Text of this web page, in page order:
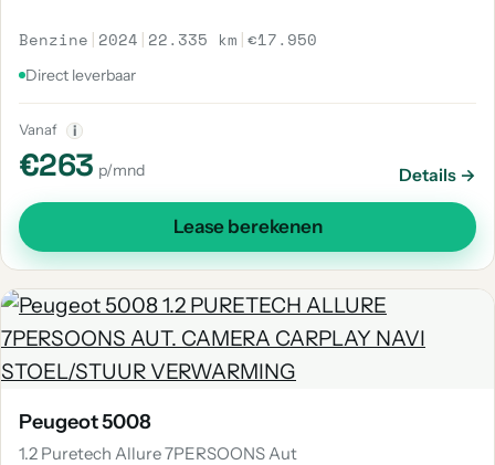
Benzine | 2024 | 22.335 km |€17.950
Direct leverbaar
Vanaf i
€263 p/mnd Details →
Lease berekenen
Peugeot 5008
1.2 Puretech Allure 7PERSOONS Aut